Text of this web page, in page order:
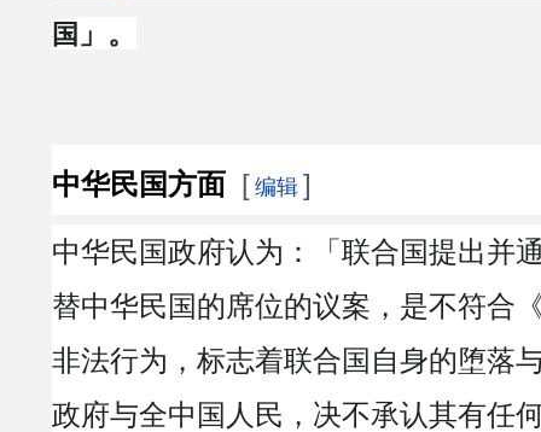
国 」。
中华民国方面 [ 编辑 ]
中华民国政府认为：「联合国提出并
替中华民国的席位的议案，是不符合
非法行为，标志着联合国自身的堕落
政府与全中国人民，决不承认其有任